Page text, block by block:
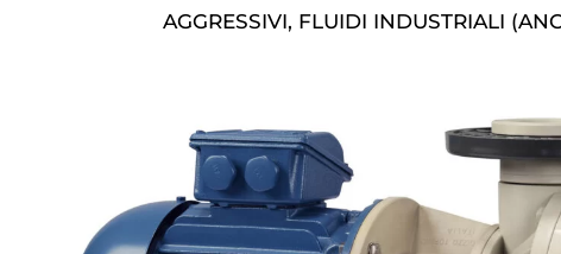
AGGRESSIVI, FLUIDI INDUSTRIALI